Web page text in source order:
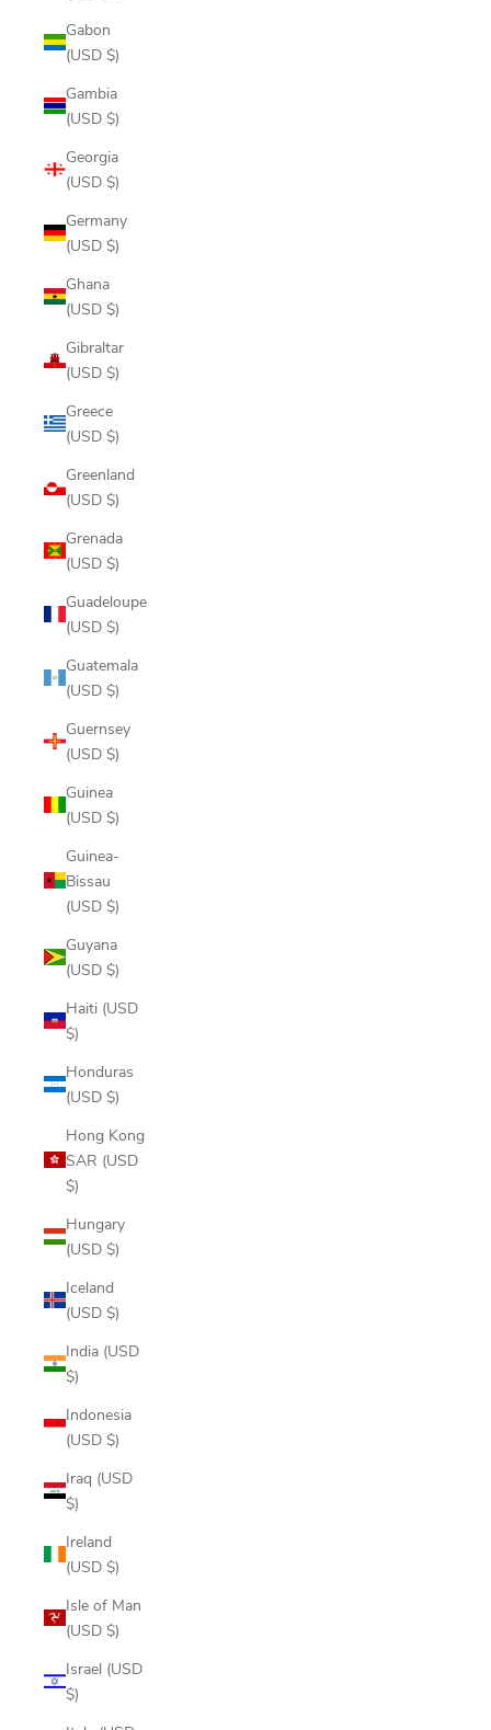
Gabon
(USD $)
Gambia
(USD $)
Georgia
(USD $)
Germany
(USD $)
Ghana
(USD $)
Gibraltar
(USD $)
Greece
(USD $)
Greenland
(USD $)
Grenada
(USD $)
Guadeloupe
(USD $)
Guatemala
(USD $)
Guernsey
(USD $)
Guinea
(USD $)
Guinea-
Bissau
(USD $)
Guyana
(USD $)
Haiti (USD
$)
Honduras
(USD $)
Hong Kong
SAR (USD
$)
Hungary
(USD $)
Iceland
(USD $)
India (USD
$)
Indonesia
(USD $)
Iraq (USD
$)
Ireland
(USD $)
Isle of Man
(USD $)
Israel (USD
$)